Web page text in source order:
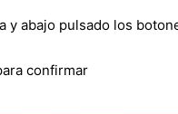
abajo pulsado los
confirmar